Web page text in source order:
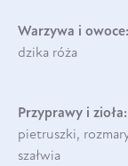
Warzywa i owoce:
dzika róża
Przyprawy i zioła:
pietruszki,
szałwia